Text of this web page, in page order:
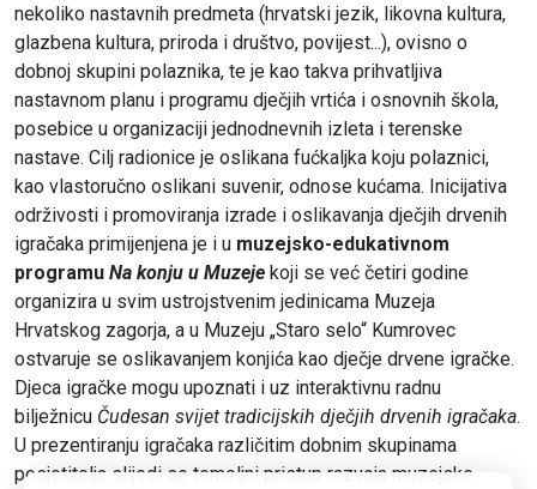
nekoliko nastavnih predmeta (hrvatski jezik, likovna kultura,
glazbena kultura, priroda i društvo, povijest...), ovisno o
dobnoj skupini polaznika, te je kao takva prihvatljiva
nastavnom planu i programu dječjih vrtića i osnovnih škola,
posebice u organizaciji jednodnevnih izleta i terenske
nastave. Cilj radionice je oslikana fućkaljka koju polaznici,
kao vlastoručno oslikani suvenir, odnose kućama. Inicijativa
održivosti i promoviranja izrade i oslikavanja dječjih drvenih
igračaka primijenjena je i u muzejsko-edukativnom
programu Na konju u Muzeje koji se već četiri godine
organizira u svim ustrojstvenim jedinicama Muzeja
Hrvatskog zagorja, a u Muzeju „Staro selo“ Kumrovec
ostvaruje se oslikavanjem konjića kao dječje drvene igračke.
Djeca igračke mogu upoznati i uz interaktivnu radnu
bilježnicu Čudesan svijet tradicijskih dječjih drvenih igračaka.
U prezentiranju igračaka različitim dobnim skupinama
posjetitelja slijedi se temeljni pristup razvoja muzejske